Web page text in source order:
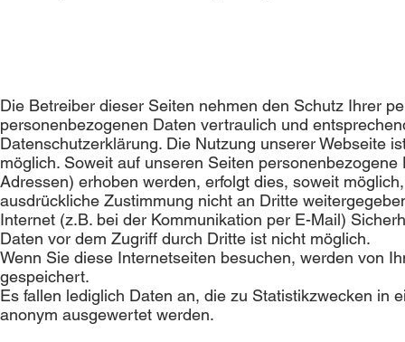
Die Betreiber dieser Seiten nehmen den Schutz Ihrer
personenbezogenen Daten vertraulich und
Datenschutzerklärung. Die Nutzung unserer Webseite
möglich. Soweit auf unseren Seiten
Adressen) erhoben werden, erfolgt dies, soweit
ausdrückliche Zustimmung nicht an Dritte
Internet (z.B. bei der Kommunikation per E-Mail)
Daten vor dem Zugriff durch Dritte ist nicht möglich.
Wenn Sie diese Internetseiten besuchen, werden von
gespeichert.
Es fallen lediglich Daten an, die zu Statistikzwecken in
anonym ausgewertet werden.